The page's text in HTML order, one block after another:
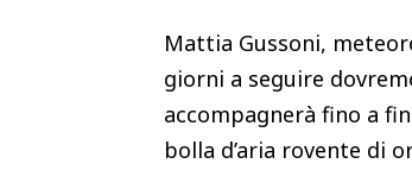
Mattia Gussoni,
giorni a seguire
accompagnerà fino a
bolla d’aria rovente di